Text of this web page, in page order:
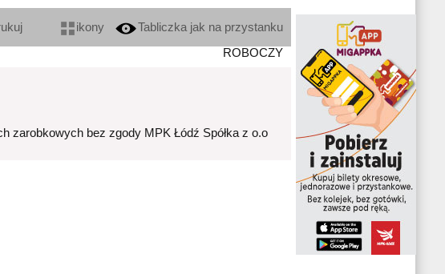
ikony
Tabliczka jak na przystanku
ROBOCZY
zarobkowych bez zgody MPK Łódź Spółka z o.o